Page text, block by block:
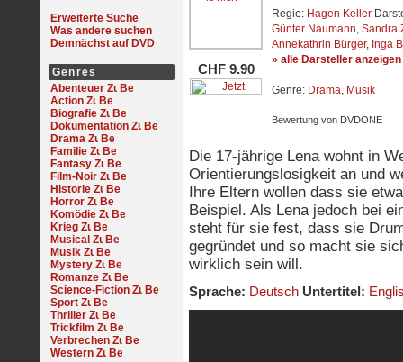
Erweiterte Suche
Was andere suchen
Demnächst auf DVD
Genres
Abenteuer
Action
Biografie
Dokumentation
Drama
Familie
Fantasy
Film-Noir
Historie
Horror
Komödie
Krieg
Musical
Musik
Mystery
Romanze
Science-Fiction
Sport
Thriller
Trickfilm
Verbrechen
Western
CHF 9.90
Regie: Hagen Keller
Günter Naumann, Sandra
Annekathrin Bürger, Inga
» alle Darsteller anzeigen
Genre: Drama, Musik
Bewertung von DVDONE
Die 17-jährige Lena wohnt in
Orientierungslosigkeit an und
Ihre Eltern wollen dass sie
Beispiel. Als Lena jedoch bei
steht für sie fest, dass sie
gegründet und so macht sie
wirklich sein will.
Sprache: Deutsch Untertitel: